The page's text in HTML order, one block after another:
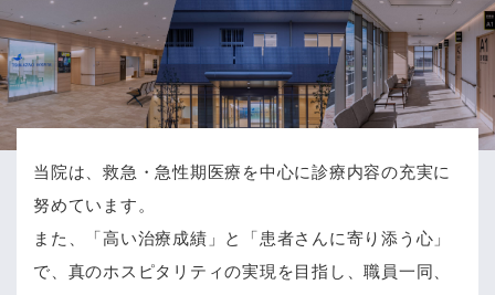
当院は、救急・急性期医療を中心に診療内容の充実に
努めています。
また、「高い治療成績」と「患者さんに寄り添う心」
で、 真のホスピタリティの実現を目指し、職員一同、